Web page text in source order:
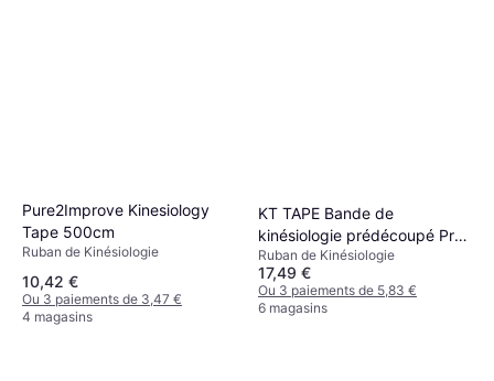
Pure2Improve Kinesiology
Tape 500cm
Ruban de Kinésiologie
10,42 €
Ou 3 paiements de 3,47 €
4 magasins
KT TAPE Bande de
kinésiologie prédécoupé Pro
Extreme Beige
Ruban de Kinésiologie
17,49 €
Ou 3 paiements de 5,83 €
6 magasins